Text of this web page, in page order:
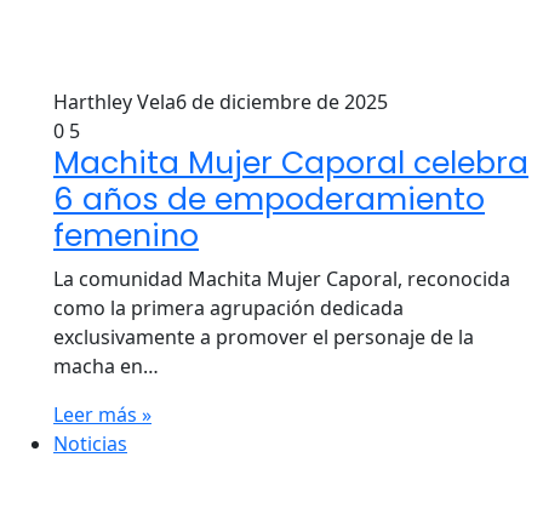
Harthley Vela6 de diciembre de 2025
0 5
Machita Mujer Caporal celebra
6 años de empoderamiento
femenino
La comunidad Machita Mujer Caporal, reconocida
como la primera agrupación dedicada
exclusivamente a promover el personaje de la
macha en…
Leer más »
Noticias